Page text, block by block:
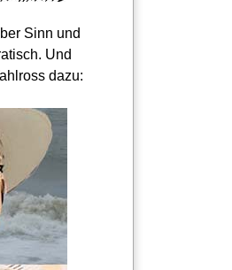
Sinn und
Und
dazu: